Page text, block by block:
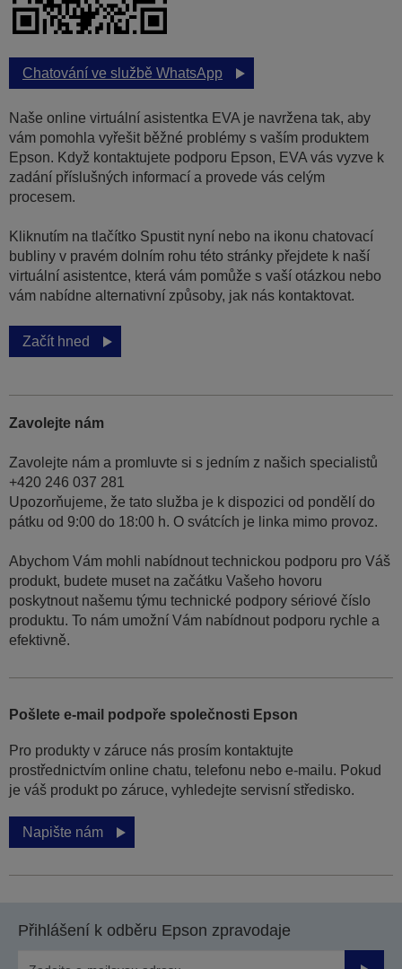
Chatování ve službě WhatsApp
Naše online virtuální asistentka EVA je navržena tak, aby
vám pomohla vyřešit běžné problémy s vaším produktem
Epson. Když kontaktujete podporu Epson, EVA vás vyzve k
zadání příslušných informací a provede vás celým
procesem.
Kliknutím na tlačítko Spustit nyní nebo na ikonu chatovací
bubliny v pravém dolním rohu této stránky přejdete k naší
virtuální asistentce, která vám pomůže s vaší otázkou nebo
vám nabídne alternativní způsoby, jak nás kontaktovat.
Začít hned
Zavolejte nám
Zavolejte nám a promluvte si s jedním z našich specialistů
+420 246 037 281
Upozorňujeme, že tato služba je k dispozici od pondělí do
pátku od 9:00 do 18:00 h. O svátcích je linka mimo provoz.
Abychom Vám mohli nabídnout technickou podporu pro Váš
produkt, budete muset na začátku Vašeho hovoru
poskytnout našemu týmu technické podpory sériové číslo
produktu. To nám umožní Vám nabídnout podporu rychle a
efektivně.
Pošlete e-mail podpoře společnosti Epson
Pro produkty v záruce nás prosím kontaktujte
prostřednictvím online chatu, telefonu nebo e-mailu. Pokud
je váš produkt po záruce, vyhledejte servisní středisko.
Napište nám
Přihlášení k odběru Epson zpravodaje